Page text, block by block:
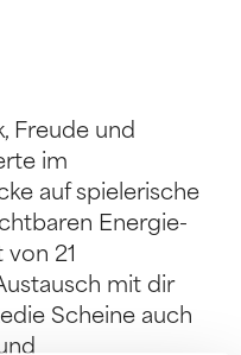
Freude und
im
auf spielerische
Energie-
21
mit dir
Scheine auch